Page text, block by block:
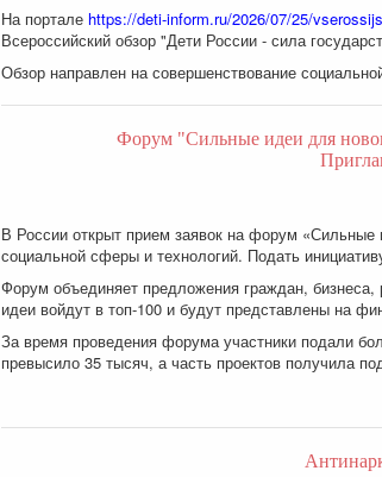
На портале https://deti-inform.ru/2026/07/25/
Всероссийский обзор "Дети России - сила
Обзор направлен на совершенствование
Форум "Сильные идеи для
В России открыт прием заявок на форум
социальной сферы и технологий. Подать
Форум объединяет предложения граждан,
идеи войдут в топ-100 и будут представлены на
За время проведения форума участники подали
превысило 35 тысяч, а часть проектов получила